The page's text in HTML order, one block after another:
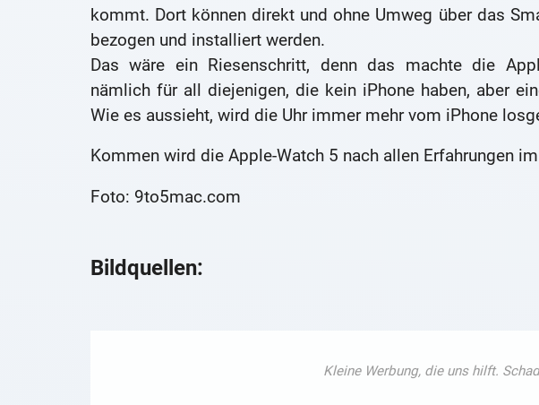
kommt. Dort können direkt und ohne Umweg über das
bezogen und installiert werden.
Das wäre ein Riesenschritt, denn das machte die
nämlich für all diejenigen, die kein iPhone haben, aber
Wie es aussieht, wird die Uhr immer mehr vom iPhone
Kommen wird die Apple-Watch 5 nach allen Erfahrungen
Foto: 9to5mac.com
Bildquellen: